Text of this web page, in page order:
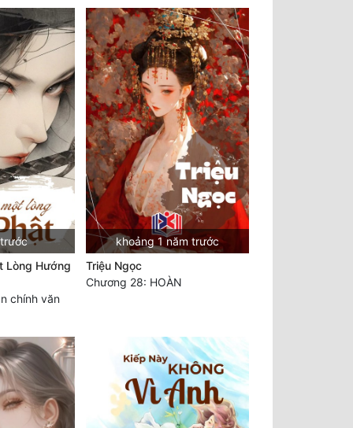
Lòng Hướng
chính văn
khoảng 1 năm trước
Triệu Ngọc
Chương 28: HOÀN